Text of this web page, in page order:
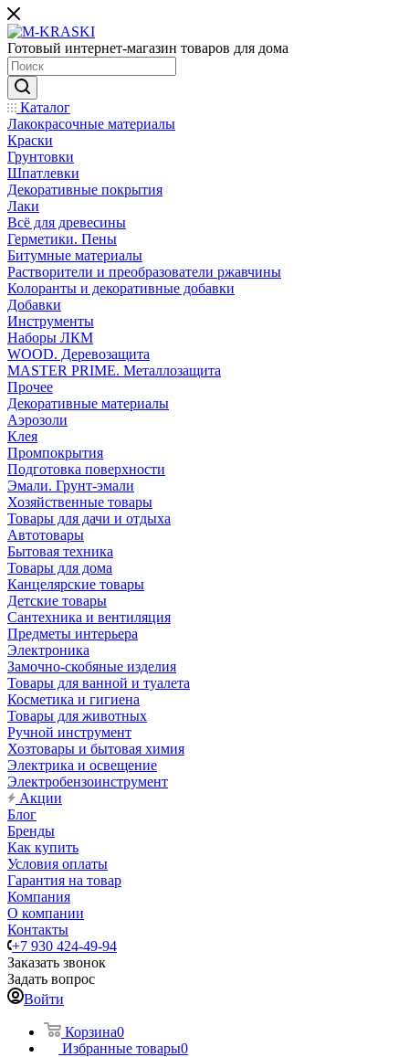
Готовый интернет-магазин товаров для дома
Каталог
Лакокрасочные материалы
Краски
Грунтовки
Шпатлевки
Декоративные покрытия
Лаки
Всё для древесины
Герметики. Пены
Битумные материалы
Растворители и преобразователи ржавчины
Колоранты и декоративные добавки
Добавки
Инструменты
Наборы ЛКМ
WOOD. Деревозащита
MASTER PRIME. Металлозащита
Прочее
Декоративные материалы
Аэрозоли
Клея
Промпокрытия
Подготовка поверхности
Эмали. Грунт-эмали
Хозяйственные товары
Товары для дачи и отдыха
Автотовары
Бытовая техника
Товары для дома
Канцелярские товары
Детские товары
Сантехника и вентиляция
Предметы интерьера
Электроника
Замочно-скобяные изделия
Товары для ванной и туалета
Косметика и гигиена
Товары для животных
Ручной инструмент
Хозтовары и бытовая химия
Электрика и освещение
Электробензоинструмент
Акции
Блог
Бренды
Как купить
Условия оплаты
Гарантия на товар
Компания
О компании
Контакты
+7 930 424-49-94
Заказать звонок
Задать вопрос
Войти
Корзина0
Избранные товары0